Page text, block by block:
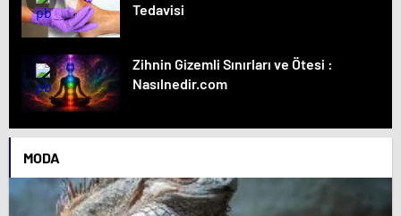
Tedavisi
Zihnin Gizemli Sınırları ve Ötesi :
Nasılnedir.com
MODA